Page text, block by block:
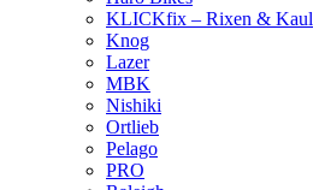
KLICKfix – Rixen & Kaul
Knog
Lazer
MBK
Nishiki
Ortlieb
Pelago
PRO